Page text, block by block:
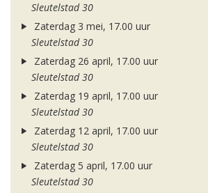
Sleutelstad 30
Zaterdag 3 mei, 17.00 uur
Sleutelstad 30
Zaterdag 26 april, 17.00 uur
Sleutelstad 30
Zaterdag 19 april, 17.00 uur
Sleutelstad 30
Zaterdag 12 april, 17.00 uur
Sleutelstad 30
Zaterdag 5 april, 17.00 uur
Sleutelstad 30